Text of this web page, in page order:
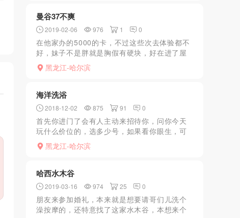
曼谷37不爽
2019-02-06 976 1 0
在他家办的5000的卡，不过这些次去体验都不
好，妹子不是胖就是胸假有硬块，好在进了屋
一般还有个态度，基本不机车。700的什么spa
真的没什么服务，这些钱花完了不会再办卡了
黑龙江-哈尔滨
海洋洗浴
2018-12-02 875 91 0
首先你进门了会有人主动来招待你，问你今天
玩什么价位的，选多少号，如果看你眼生，可
能在你脱衣服的时候再和你搭话，一般都是一
个挺矮挺胖剃光头的人来做这些事情，更衣室
黑龙江-哈尔滨
哈西水木谷
2019-03-16 974 25 0
朋友来参加婚礼，本来就是想要请哥们儿洗个
澡按摩的，还特意找了这家水木谷，本想来个